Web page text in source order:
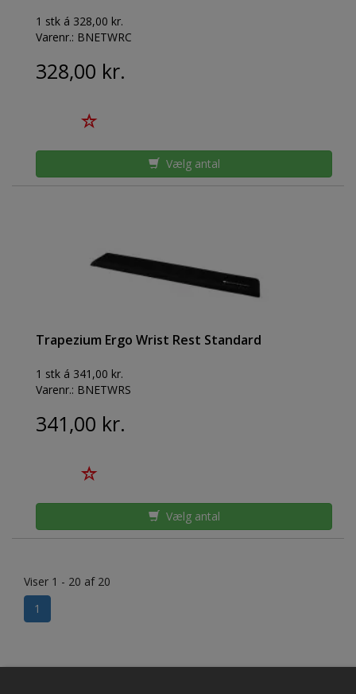
1 stk á 328,00 kr.
Varenr.: BNETWRC
328,00 kr.
Vælg antal
Trapezium Ergo Wrist Rest Standard
1 stk á 341,00 kr.
Varenr.: BNETWRS
341,00 kr.
Vælg antal
Viser 1 - 20 af 20
1